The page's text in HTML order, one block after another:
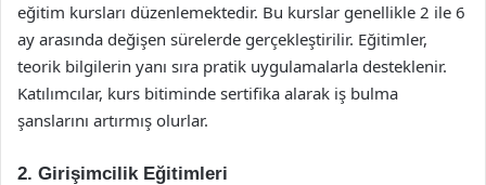
eğitim kursları düzenlemektedir. Bu kurslar genellikle 2 ile 6
ay arasında değişen sürelerde gerçekleştirilir. Eğitimler,
teorik bilgilerin yanı sıra pratik uygulamalarla desteklenir.
Katılımcılar, kurs bitiminde sertifika alarak iş bulma
şanslarını artırmış olurlar.
2. Girişimcilik Eğitimleri